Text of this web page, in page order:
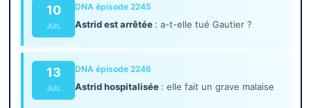
10
JUIL
DNA épisode 2245
Astrid est arrêtée : a-t-elle tué Gautier ?
13
JUIL
DNA épisode 2246
Astrid hospitalisée : elle fait un grave malaise